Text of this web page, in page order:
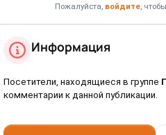
Пожалуйста, войдите,
Информация
Посетители, находящиеся в группе
комментарии к данной публикации.